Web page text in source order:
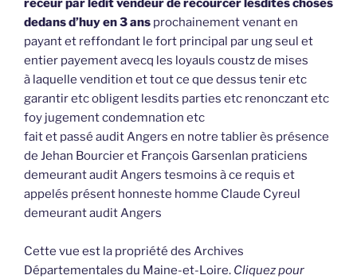
receur par ledit vendeur de recourcer lesdites choses
dedans d’huy en 3 ans prochainement venant en
payant et reffondant le fort principal par ung seul et
entier payement avecq les loyauls coustz de mises
à laquelle vendition et tout ce que dessus tenir etc
garantir etc obligent lesdits parties etc renonczant etc
foy jugement condemnation etc
fait et passé audit Angers en notre tablier ès présence
de Jehan Bourcier et François Garsenlan praticiens
demeurant audit Angers tesmoins à ce requis et
appelés présent honneste homme Claude Cyreul
demeurant audit Angers
Cette vue est la propriété des Archives
Départementales du Maine-et-Loire. Cliquez pour